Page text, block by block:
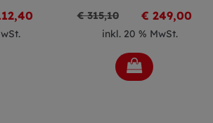
€ 315,10 € 249,00
inkl. 20 % MwSt.